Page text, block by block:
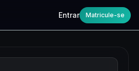
Entrar Matricule-se